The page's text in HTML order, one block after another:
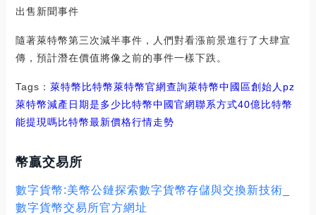
出售新聞事件
隨著萊特幣第三次減半事件，人們對看漲前景進行了大肆宣
傳，預計潛在價值將像之前的事件一樣下跌。
Tags： 萊特幣 比特幣萊特幣官網查詢萊特幣中國區創始人pz
萊特幣減產日期是多少比特幣中國官網聯系方式40億比特幣
能提現嗎比特幣最新價格行情走勢
幣贏交易所
數字貨幣:美幣公鏈探索數字貨幣存儲與交換新技術_
數字貨幣交易所官方網址